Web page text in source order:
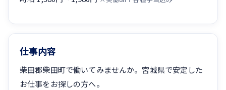
仕事内容
柴田郡柴田町で働いてみませんか。宮城県で安定した
お仕事をお探しの方へ。